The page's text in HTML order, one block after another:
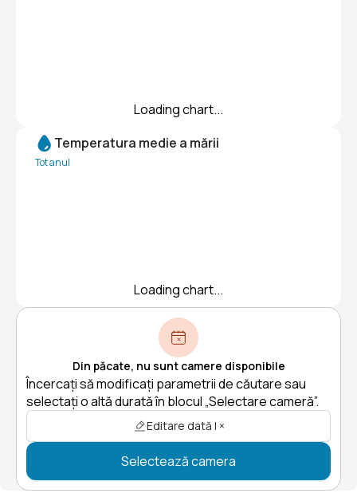
Loading chart...
Temperatura medie a mării
Tot anul
Loading chart...
Din păcate, nu sunt camere disponibile
Încercați să modificați parametrii de căutare sau
selectați o altă durată în blocul „Selectare cameră”.
Editare dată | ×
Selectează camera